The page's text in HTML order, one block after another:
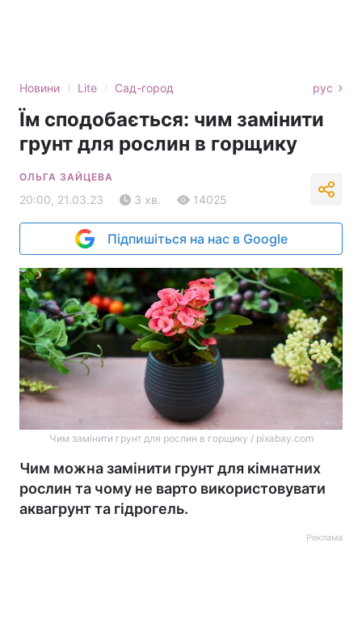
Новини › Lite › Сад-город рус
Їм сподобається: чим замінити
грунт для рослин в горщику
ОЛЬГА ЗАЙЦЕВА
20:00, 21.03.23 3 хв. 14025
Підпишіться на нас в Google
Чим замінити грунт для рослин в горщику / pixabay.com
Чим можна замінити грунт для кімнатних
рослин та чому не варто використовувати
аквагрунт та гідрогель.
Реклама